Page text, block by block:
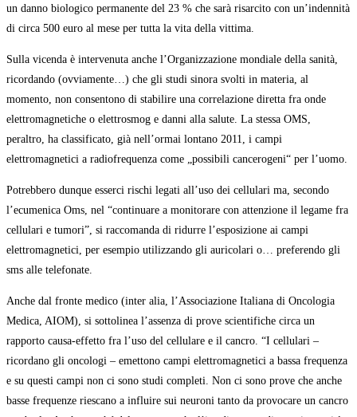
un danno biologico permanente del 23 % che sarà risarcito con un’indennità
di circa 500 euro al mese per tutta la vita della vittima.
Sulla vicenda è intervenuta anche l’Organizzazione mondiale della sanità,
ricordando (ovviamente…) che gli studi sinora svolti in materia, al
momento, non consentono di stabilire una correlazione diretta fra onde
elettromagnetiche o elettrosmog e danni alla salute. La stessa OMS,
peraltro, ha classificato, già nell’ormai lontano 2011, i campi
elettromagnetici a radiofrequenza come „possibili cancerogeni“ per l’uomo.
Potrebbero dunque esserci rischi legati all’uso dei cellulari ma, secondo
l’ecumenica Oms, nel “continuare a monitorare con attenzione il legame fra
cellulari e tumori”, si raccomanda di ridurre l’esposizione ai campi
elettromagnetici, per esempio utilizzando gli auricolari o… preferendo gli
sms alle telefonate.
Anche dal fronte medico (inter alia, l’Associazione Italiana di Oncologia
Medica, AIOM), si sottolinea l’assenza di prove scientifiche circa un
rapporto causa-effetto fra l’uso del cellulare e il cancro. “I cellulari –
ricordano gli oncologi – emettono campi elettromagnetici a bassa frequenza
e su questi campi non ci sono studi completi. Non ci sono prove che anche
basse frequenze riescano a influire sui neuroni tanto da provocare un cancro